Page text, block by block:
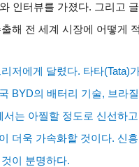
인터뷰를 가졌다. 그리고
해 전 세계 시장에 어떻게
저에게 달렸다. 타타(Tata)
BYD의 배터리 기술, 브라
서는 아찔할 정도로 신선하
더욱 가속화할 것이다. 신
이 분명하다.